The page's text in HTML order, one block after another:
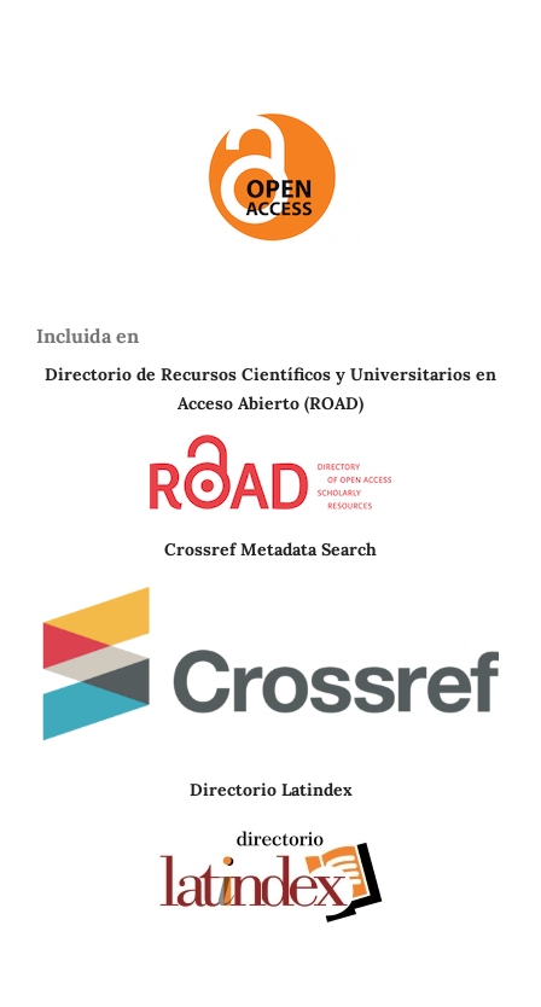
Incluida en
Directorio de Recursos Científicos y Universitarios en
Acceso Abierto (ROAD)
Crossref Metadata Search
Directorio Latindex